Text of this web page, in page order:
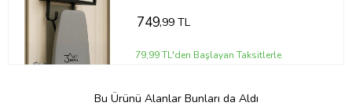
749,99 TL
79,99 TL'den Başlayan Taksitlerle
Bu Ürünü Alanlar Bunları da Aldı